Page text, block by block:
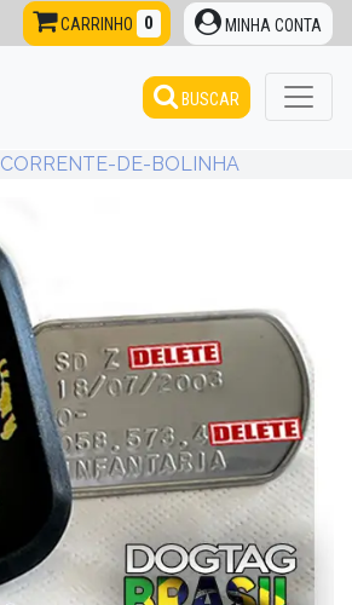
CARRINHO 0 MINHA CONTA
BUSCAR
CORRENTE-DE-BOLINHA